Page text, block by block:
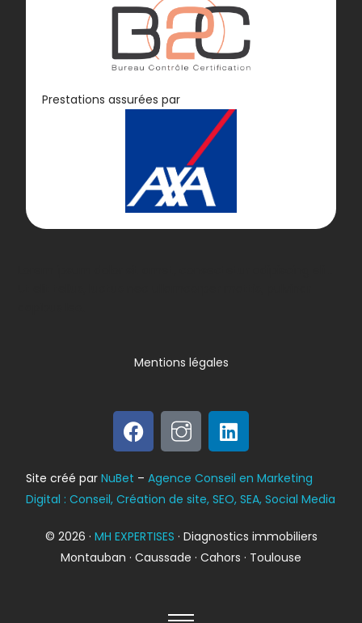
Diagnostic
Bilan énergétique
DPE
Prestations assurées par
© 2026 · MH EXPERTISES · Diagnostics immobiliers
Montauban · Caussade · Cahors · Toulouse
Site créé parNuBet –Agence Conseil en Marketing
Digital : Conseil, Création de site, SEO, SEA, Social Media
Mentions légales